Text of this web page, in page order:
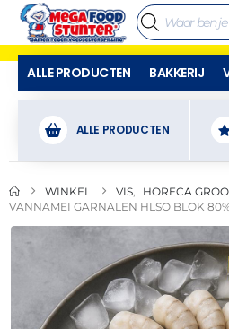
ALLE PRODUCTEN BAKKERIJ
ALLE PRODUCTEN
WINKEL VIS
HORECA
VANNAMEI GARNALEN HLSO BLOK